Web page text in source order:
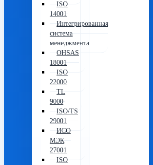
ISO
14001
Интегрированная
система
менеджмента
OHSAS
18001
ISO
22000
TL
9000
ISO/TS
29001
ИСО
МЭК
27001
ISO